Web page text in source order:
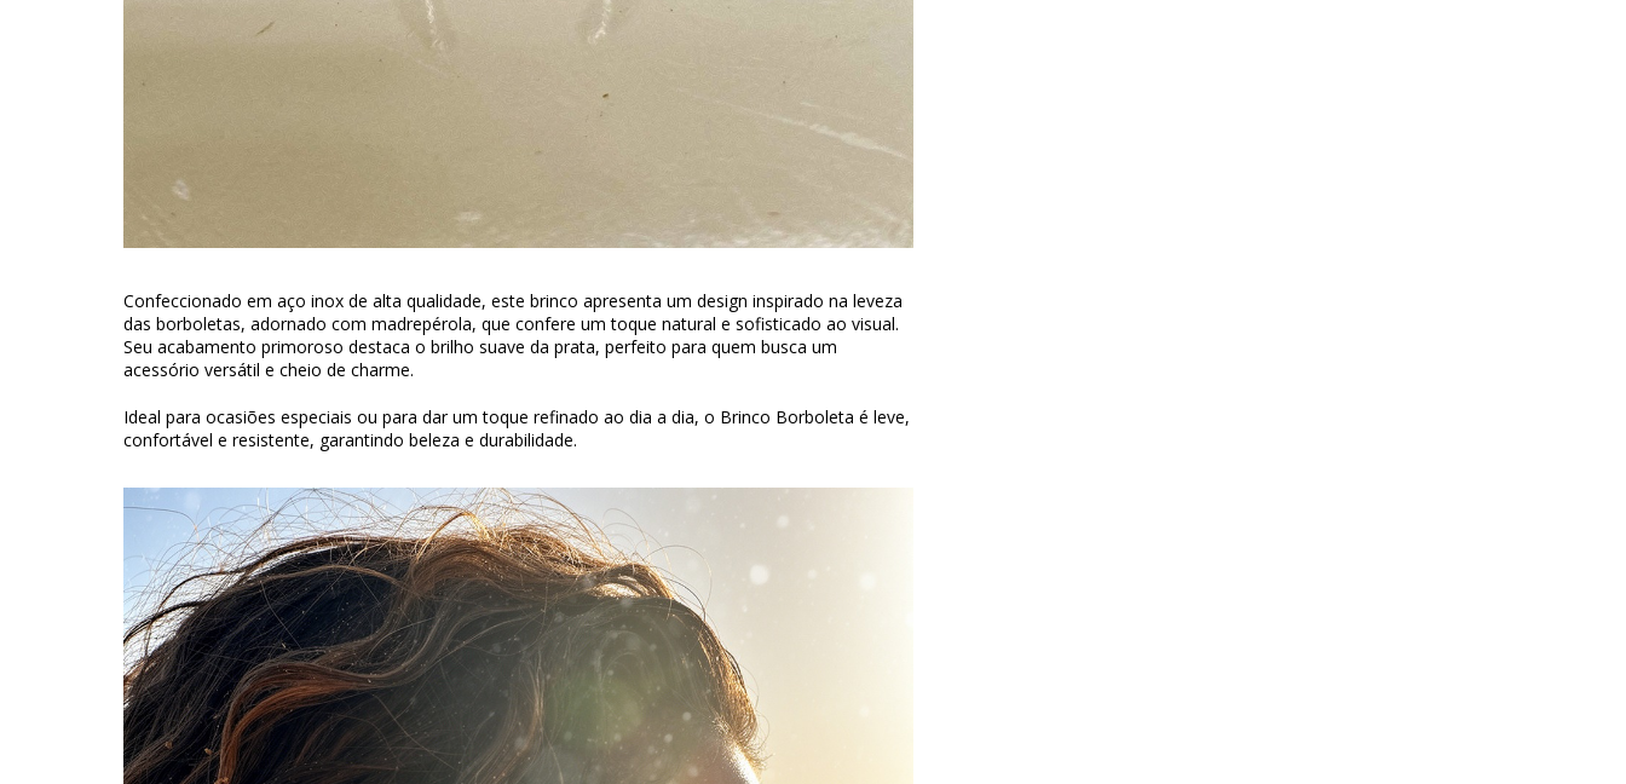
Confeccionado em aço inox de alta qualidade, este brinco apresenta um design inspirado na leveza
das borboletas, adornado com madrepérola, que confere um toque natural e sofisticado ao visual.
Seu acabamento primoroso destaca o brilho suave da prata, perfeito para quem busca um
acessório versátil e cheio de charme.
Ideal para ocasiões especiais ou para dar um toque refinado ao dia a dia, o Brinco Borboleta é leve,
confortável e resistente, garantindo beleza e durabilidade.